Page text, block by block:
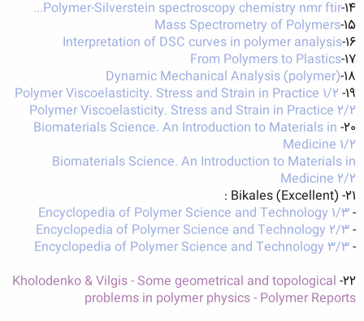
14-
Polymer-Silverstein spectroscopy chemistry nmr ftir...
15-
Mass Spectrometry of Polymers
16-
Interpretation of DSC curves in polymer analysis
17-
From Polymers to Plastics
18-
Dynamic Mechanical Analysis (polymer)
19-
Polymer Viscoelasticity. Stress and Strain in Practice 1/2
Polymer Viscoelasticity. Stress and Strain in Practice 2/2
20-
Biomaterials Science. An Introduction to Materials in
Medicine 1/2
Biomaterials Science. An Introduction to Materials in
Medicine 2/2
21- Bikales (Excellent) :
-
Encyclopedia of Polymer Science and Technology 1/3
-
Encyclopedia of Polymer Science and Technology 2/3
-
Encyclopedia of Polymer Science and Technology 3/3
22-
Kholodenko & Vilgis - Some geometrical and topological
problems in polymer physics - Polymer Reports